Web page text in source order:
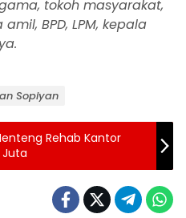
tokoh masyarakat,
BPD, LPM, kepala
Sopiyan
Rehab Kantor
Juta